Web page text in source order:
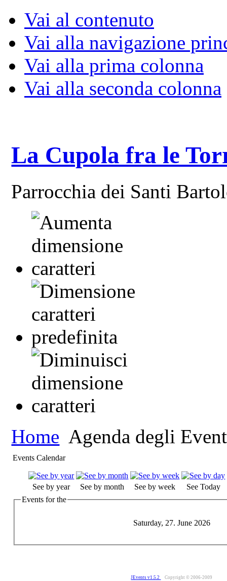
Vai al contenuto
Vai alla navigazione
Vai alla prima colonna
Vai alla seconda colonna
La Cupola fra le
Parrocchia dei Santi
Home Agenda degli
Events Calendar
See by year See by month See by week
See Today
Events for the
Saturday, 27. June 2026
JEvents v1.5.2 Copyright © 2006-2009